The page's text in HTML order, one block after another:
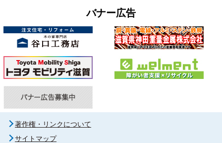
バナー広告
著作権・リンクについて
サイトマップ